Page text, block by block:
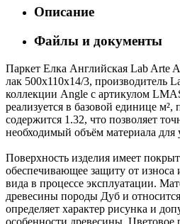
Описание
Файлы и документы
Паркет Елка Английская Lab Arte
лак 500х110х14/3, производитель
коллекции Angle с артикулом
реализуется в базовой единице
содержится 1.32, что позволяет
необходимый объём материала для
Поверхность изделия имеет
обеспечивающее защиту от износа
вида в процессе эксплуатации.
древесины породы Дуб и
определяет характер рисунка и
особенности древесины.